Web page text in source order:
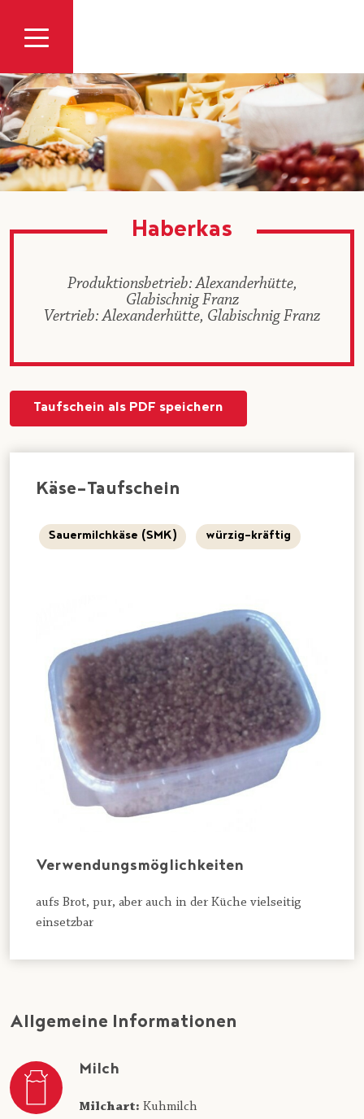
Haberkas
Produktionsbetrieb: Alexanderhütte,
Glabischnig Franz
Vertrieb: Alexanderhütte, Glabischnig Franz
Taufschein als PDF speichern
Käse-Taufschein
Sauermilchkäse (SMK) würzig-kräftig
Verwendungsmöglichkeiten
aufs Brot, pur, aber auch in der Küche vielseitig
einsetzbar
Allgemeine Informationen
Milch
Milchart: Kuhmilch